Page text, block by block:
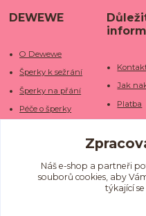
DEWEWE
O Dewewe
Šperky k sežrání
Šperky na přání
Péče o šperky
Kamenné obchody
Fotogalerie
Jak
Platba
Doba
Náš e-shop a partneři
souborů cookies, aby
týkající